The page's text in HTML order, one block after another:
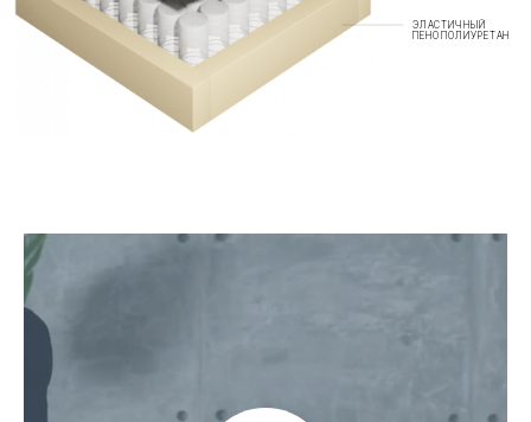
ЭЛАСТИЧНЫЙ
ПЕНОПОЛИУРЕТАН